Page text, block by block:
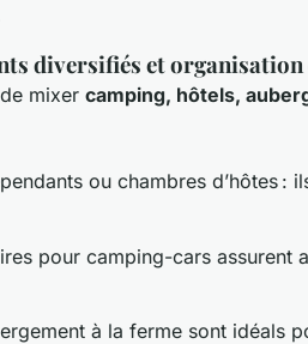
diversifiés et
mixer camping, hôtels,
ou chambres d’hôtes :
pour camping-cars assurent
à la ferme sont idéals